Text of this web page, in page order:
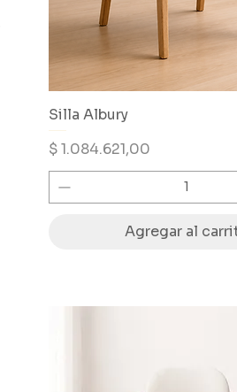
Silla Albury
Precio
$ 1.084.621,00
Agregar al